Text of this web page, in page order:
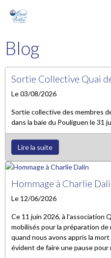
Blog
Sortie Collective Quai
Le 03/08/2026
Sortie collective des membres
dans la baie du Pouliguen le 31
Lire la suite
Hommage à Charlie
Le 12/06/2026
Ce 11 juin 2026, à l'association
mobilisés pour la préparation
quand nous avons appris la
évident de faire une pause pour